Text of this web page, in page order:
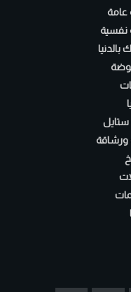
ستايل
ورشاقة